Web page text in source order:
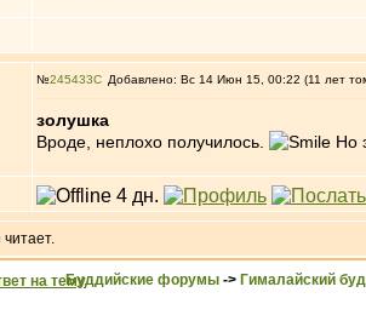
№245433 Добавлено: Вс 14 Июн 15, 00:22 (11 лет
золушка
Вроде, неплохо получилось.
Но
читает.
Буддийские форумы -> Гималайский